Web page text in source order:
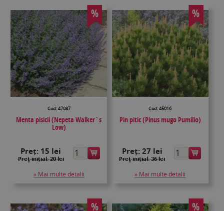
%
Cod: 47087
Menta pisicii (Nepeta Walker`s
Low)
Preț: 15 lei
Preţ inițial: 20 lei
» Mai multe detalii
%
Cod: 45016
Pin pitic (Pinus mugo Pumilio)
Preț: 27 lei
Preţ inițial: 36 lei
» Mai multe detalii
% %